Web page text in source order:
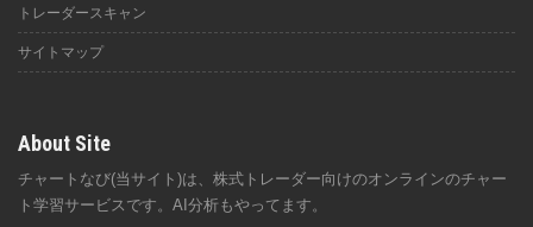
トレーダースキャン
サイトマップ
About Site
チャートなび(当サイト)は、株式トレーダー向けのオンラインのチャー
ト学習サービスです。AI分析もやってます。